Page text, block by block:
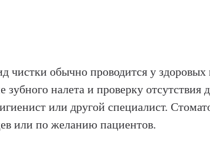
чистки обычно проводится у здоровых
налета и проверку отсутствия
или другой специалист.
или по желанию пациентов.